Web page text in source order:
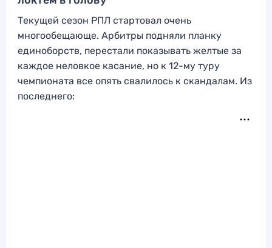
Текущей сезон РПЛ стартовал очень
многообещающе. Арбитры подняли планку
единоборств, перестали показывать желтые за
каждое неловкое касание, но к 12-му туру
чемпионата все опять свалилось к скандалам. Из
последнего: